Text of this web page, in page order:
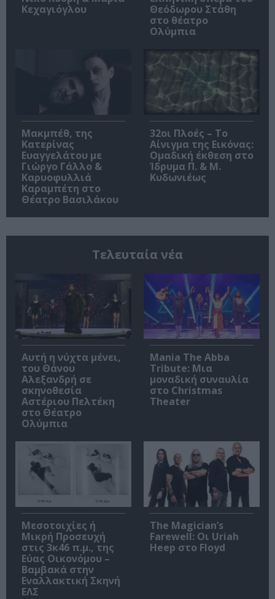
Κεχαγιόγλου
Θεόδωρου Στάθη
στο θέατρο
Ολύμπια
Μακμπέθ, της
Κατερίνας
Ευαγγελάτου με
Γιώργο Γάλλο &
Καρυοφυλλιά
Καραμπέτη στο
Θέατρο Βασιλάκου
32οι Πλοές – Το
Αίνιγμα της Εικόνας:
Ομαδική έκθεση στο
Ίδρυμα Π. & Μ.
Κυδωνιέως
Τελευταία νέα
Αυτή η νύχτα μένει,
του Θάνου
Αλεξανδρή σε
σκηνοθεσία
Αστέριου Πελτέκη
στο Θέατρο
Ολύμπια
Mania The Abba
Tribute: Μια
μοναδική συναυλία
στο Christmas
Theater
Μεσοτοιχίες ή
Μικρή Προσευχή
στις 3κ46 π.μ., της
Εύας Οικονόμου –
Βαμβακά στην
Εναλλακτική Σκηνή
ΕΛΣ
The Magician’s
Farewell: Οι Uriah
Heep στο Floyd